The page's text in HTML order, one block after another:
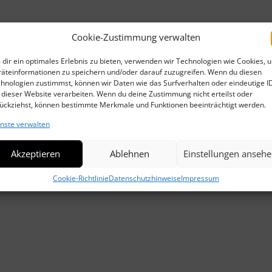
Cookie-Zustimmung verwalten
dir ein optimales Erlebnis zu bieten, verwenden wir Technologien wie Cookies,
zu speichern und/oder darauf zuzugreifen. Wenn du diesen
zustimmst, können wir Daten wie das Surfverhalten oder eindeutige
Website verarbeiten. Wenn du deine Zustimmung nicht erteilst oder
können bestimmte Merkmale und Funktionen beeinträchtigt werden.
verwalten
Akzeptieren Ablehnen Einstellungen
Cookie-RichtlinieDatenschutzhinweiseImpressum
auf
Einladung zur Lichtkarz